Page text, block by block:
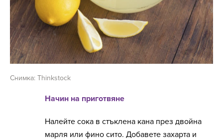
Снимка: Thinkstock
Начин на приготвяне
Налейте сока в стъклена кана през двойна
марля или фино сито. Добавете захарта и